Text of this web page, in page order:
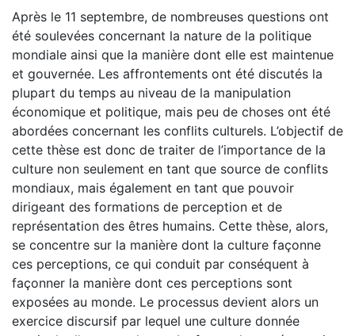
Après le 11 septembre, de nombreuses questions ont
été soulevées concernant la nature de la politique
mondiale ainsi que la manière dont elle est maintenue
et gouvernée. Les affrontements ont été discutés la
plupart du temps au niveau de la manipulation
économique et politique, mais peu de choses ont été
abordées concernant les conflits culturels. L’objectif de
cette thèse est donc de traiter de l’importance de la
culture non seulement en tant que source de conflits
mondiaux, mais également en tant que pouvoir
dirigeant des formations de perception et de
représentation des êtres humains. Cette thèse, alors,
se concentre sur la manière dont la culture façonne
ces perceptions, ce qui conduit par conséquent à
façonner la manière dont ces perceptions sont
exposées au monde. Le processus devient alors un
exercice discursif par lequel une culture donnée